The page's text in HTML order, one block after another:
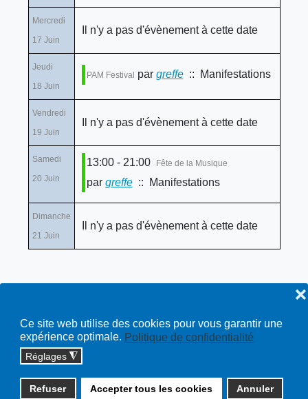
Ce site web utilise des cookies pour vous garantir une
expérience optimale. Politique de confidentialité
Réglages ◮
Refuser Accepter tous les cookies Annuler
❌
Mercredi
17 Juin
Il n'y a pas d'évènement à cette date
Jeudi
18 Juin
PAM Festival par greffe:: Manifestations
Vendredi
19 Juin
Il n'y a pas d'évènement à cette date
Samedi
20 Juin
13:00 - 21:00 Fête de la Musique
par greffe:: Manifestations
Dimanche
21 Juin
Il n'y a pas d'évènement à cette date
Copyright © 2026 cossonay.ch - tous droits réservés | site :